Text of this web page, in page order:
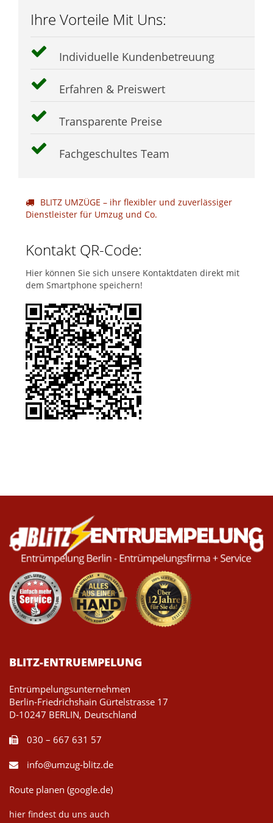
Ihre Vorteile Mit Uns:
Individuelle Kundenbetreuung
Erfahren & Preiswert
Transparente Preise
Fachgeschultes Team
BLITZ UMZÜGE – ihr flexibler und zuverlässiger
Dienstleister für Umzug und Co.
Kontakt QR-Code:
Hier können Sie sich unsere Kontaktdaten direkt mit
dem Smartphone speichern!
BLITZ-ENTRUEMPELUNG
Entrümpelungsunternehmen
Berlin-Friedrichshain Gürtelstrasse 17
D-10247 BERLIN, Deutschland
030 – 667 631 57
info@umzug-blitz.de
Route planen (google.de)
hier findest du uns auch